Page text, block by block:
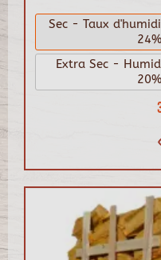
Sec - Taux
24%
Extra Sec -
20%